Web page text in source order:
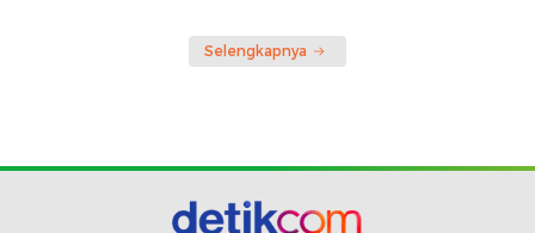
Selengkapnya